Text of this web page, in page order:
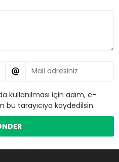
kullanılması için adım, e-
tarayıcıya kaydedilsin.